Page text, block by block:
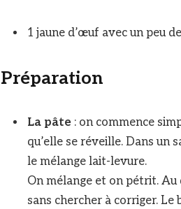
1 jaune d’œuf avec un peu
Préparation
La pâte : on commence
qu’elle se réveille. Dans un
le mélange lait-levure.
On mélange et on pétrit. Au
sans chercher à corriger.